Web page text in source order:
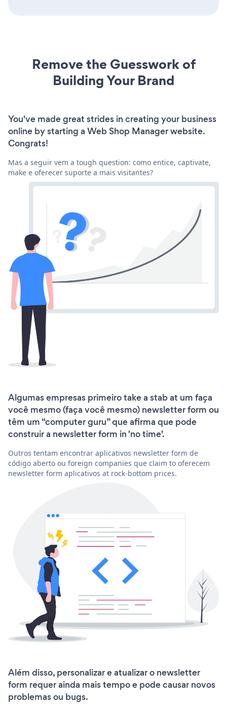
Remove the Guesswork of
Building Your Brand
You've made great strides in creating your business
online by starting a Web Shop Manager website.
Congrats!
Mas a seguir vem a tough question: como entice, captivate,
make e oferecer suporte a mais visitantes?
Algumas empresas primeiro take a stab at um faça
você mesmo (faça você mesmo) newsletter form ou
têm um “computer guru” que afirma que pode
construir a newsletter form in 'no time'.
Outros tentam encontrar aplicativos newsletter form de
código aberto ou foreign companies que claim to oferecem
newsletter form aplicativos at rock-bottom prices.
Além disso, personalizar e atualizar o newsletter
form requer ainda mais tempo e pode causar novos
problemas ou bugs.